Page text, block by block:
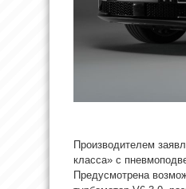
Производителем
класса» с
Предусмотрена